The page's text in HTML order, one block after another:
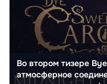
Во втором тизере
атмосферное